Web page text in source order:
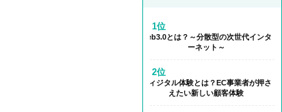
1位
Web3.0とは？～分散型の次世代インタ
ーネット～
2位
フィジタル体験とは？EC事業者が押さ
えたい新しい顧客体験